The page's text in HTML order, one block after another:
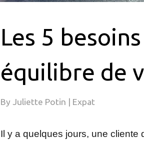
Les 5
équilibre de
By Juliette Potin | Expat
Il y a quelques jours, une cliente